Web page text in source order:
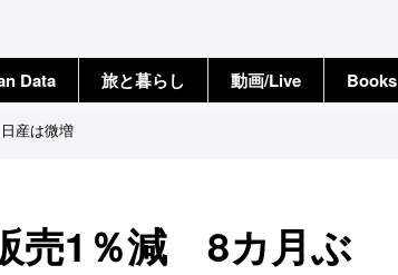
Data 旅と暮らし 動画/Live Books
産は微増
売1％減 8カ月ぶ